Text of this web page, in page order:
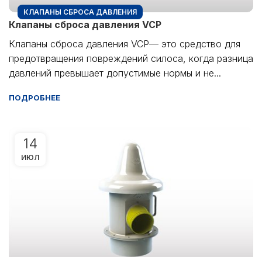
КЛАПАНЫ СБРОСА ДАВЛЕНИЯ
Клапаны сброса давления VCP
Клапаны сброса давления VCP— это средство для
предотвращения повреждений силоса, когда разница
давлений превышает допустимые нормы и не...
ПОДРОБНЕЕ
14
ИЮЛ